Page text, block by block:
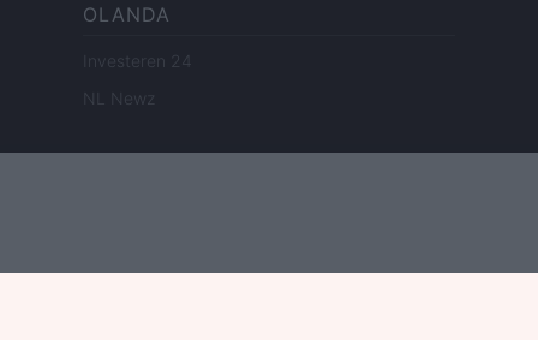
OLANDA
Investeren 24
NL Newz